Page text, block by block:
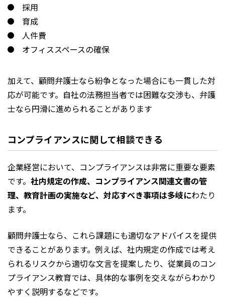
採用
育成
人件費
オフィススペースの確保
加えて、顧問弁護士なら紛争となった場合にも一貫した対
応が可能です。自社の法務担当者では困難な交渉も、弁護
士なら円滑に進められることがあります
コンプライアンスに関して相談できる
企業経営において、コンプライアンスは非常に重要な要素
です。 社内規定の作成、コンプライアンス関連文書の管
理、教育計画の実施など、対応すべき事項は多岐にわたり
ます。
顧問弁護士なら、これら課題にも適切なアドバイスを提供
できることがあります。例えば、社内規定の作成では考え
られるリスクから適切な文言を提案したり、従業員のコン
プライアンス教育では、具体的な事例を交えながらわかり
やすく説明するなどです。